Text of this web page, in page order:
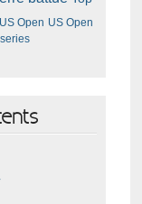
US Open US Open